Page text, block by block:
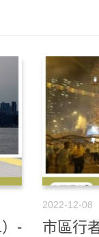
-
2022-12-08
市區行